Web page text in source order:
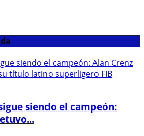
siendo el campeón: